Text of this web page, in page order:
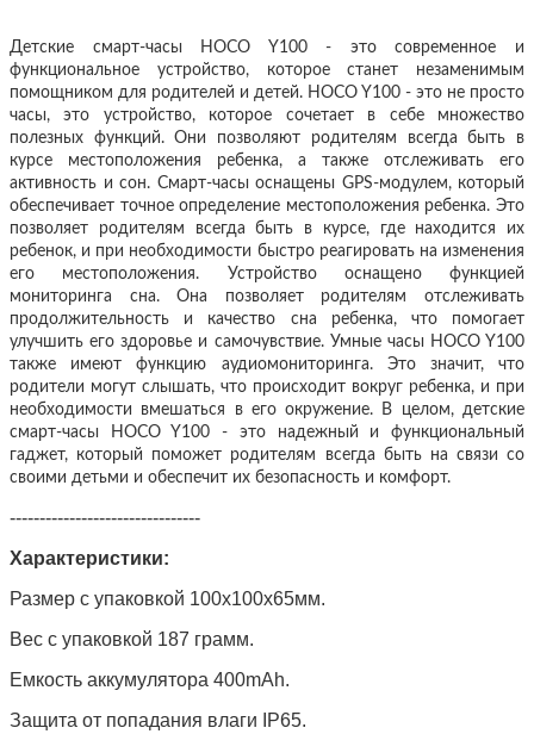
Детские смарт-часы HOCO Y100 - это современное и
функциональное устройство, которое станет незаменимым
помощником для родителей и детей. HOCO Y100 - это не просто
часы, это устройство, которое сочетает в себе множество
полезных функций. Они позволяют родителям всегда быть в
курсе местоположения ребенка, а также отслеживать его
активность и сон. Смарт-часы оснащены GPS-модулем, который
обеспечивает точное определение местоположения ребенка. Это
позволяет родителям всегда быть в курсе, где находится их
ребенок, и при необходимости быстро реагировать на изменения
его местоположения. Устройство оснащено функцией
мониторинга сна. Она позволяет родителям отслеживать
продолжительность и качество сна ребенка, что помогает
улучшить его здоровье и самочувствие. Умные часы HOCO Y100
также имеют функцию аудиомониторинга. Это значит, что
родители могут слышать, что происходит вокруг ребенка, и при
необходимости вмешаться в его окружение. В целом, детские
смарт-часы HOCO Y100 - это надежный и функциональный
гаджет, который поможет родителям всегда быть на связи со
своими детьми и обеспечит их безопасность и комфорт.
--------------------------------
Характеристики:
Размер с упаковкой 100х100х65мм.
Вес с упаковкой 187 грамм.
Емкость аккумулятора 400mAh.
Защита от попадания влаги IP65.